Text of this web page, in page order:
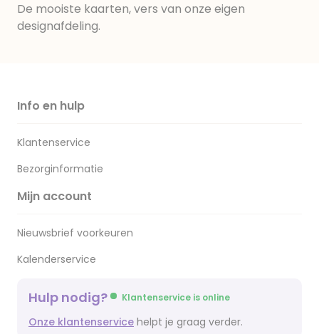
De mooiste kaarten, vers van onze eigen
designafdeling.
Info en hulp
Klantenservice
Bezorginformatie
Mijn account
Nieuwsbrief voorkeuren
Kalenderservice
Hulp nodig? Klantenservice is online
Onze klantenservice helpt je graag verder.